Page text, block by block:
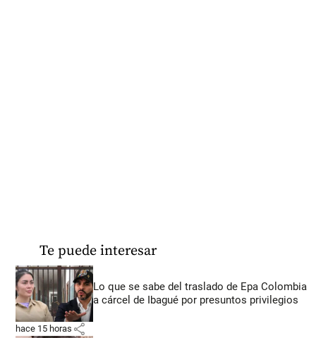
Te puede interesar
Lo que se sabe del traslado de Epa Colombia
a cárcel de Ibagué por presuntos privilegios
hace 15 horas share